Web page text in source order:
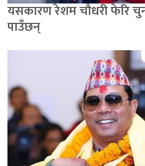
यसकारण रेशम चौधरी फेरि
पाउँछन्